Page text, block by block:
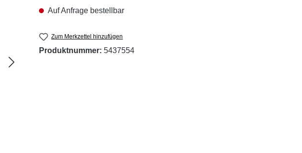
Auf Anfrage bestellbar
Zum Merkzettel hinzufügen
Produktnummer: 5437554